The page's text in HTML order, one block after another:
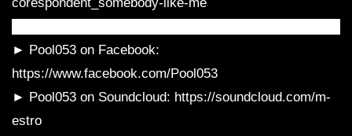
Minupren – Ein perverser Frühling |
HARDTEKK to FRENCHCORE Mix |
30.03.2019 VIDEOSET
► Pool053 on Facebook:
https://www.facebook.com/Pool053
► Pool053 on Soundcloud: https://soundcloud.com/m-
estro